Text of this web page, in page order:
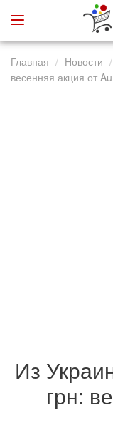
Главная Новости
весенняя акция от
Из
грн: